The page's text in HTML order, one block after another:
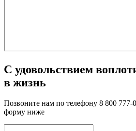
С удовольствием
в жизнь
Позвоните нам по телефону 8 800 777-
форму ниже